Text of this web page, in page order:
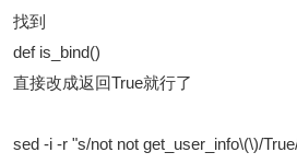
找到
def is_bind()
直接改成返回True就行了
sed -i -r "s/not not get_user_info\(\)/